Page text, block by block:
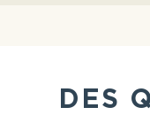
DES